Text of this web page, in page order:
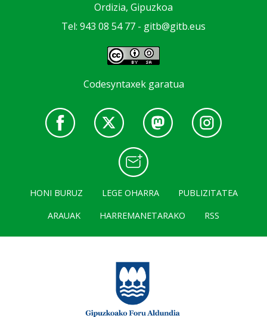
Ordizia, Gipuzkoa
Tel: 943 08 54 77 - gitb@gitb.eus
Codesyntaxek garatua
HONI BURUZ LEGE OHARRA
PUBLIZITATEA
ARAUAK
HARREMANETARAKO RSS